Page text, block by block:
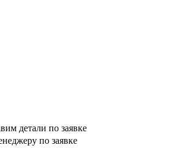
детали по заявке
по заявке